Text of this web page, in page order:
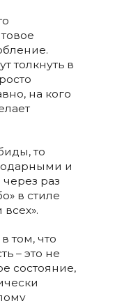
толкнуть в
на кого
то
и
раз
в стиле
том, что
– это не
состояние,